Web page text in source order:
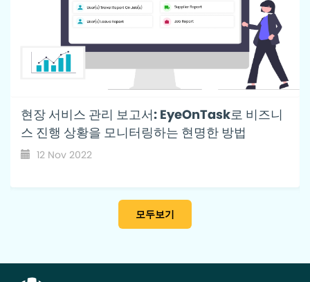
로 비즈니
법
현장 서비스 작업에서 잠재적인 계약 유
이며 EyeOnTask에서 이러한 계약을
방법은 무엇입니까?
모두보기